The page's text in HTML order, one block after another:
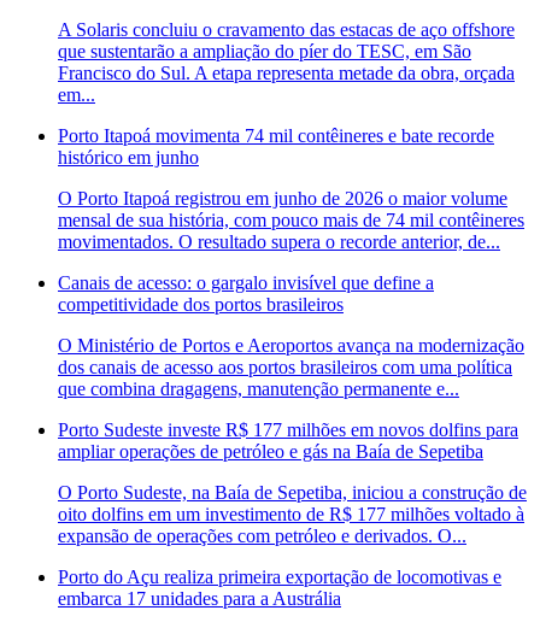
A Solaris concluiu o cravamento das estacas de aço offshore
que sustentarão a ampliação do píer do TESC, em São
Francisco do Sul. A etapa representa metade da obra, orçada
em...
Porto Itapoá movimenta 74 mil contêineres e bate recorde
histórico em junho
O Porto Itapoá registrou em junho de 2026 o maior volume
mensal de sua história, com pouco mais de 74 mil contêineres
movimentados. O resultado supera o recorde anterior, de...
Canais de acesso: o gargalo invisível que define a
competitividade dos portos brasileiros
O Ministério de Portos e Aeroportos avança na modernização
dos canais de acesso aos portos brasileiros com uma política
que combina dragagens, manutenção permanente e...
Porto Sudeste investe R$ 177 milhões em novos dolfins para
ampliar operações de petróleo e gás na Baía de Sepetiba
O Porto Sudeste, na Baía de Sepetiba, iniciou a construção de
oito dolfins em um investimento de R$ 177 milhões voltado à
expansão de operações com petróleo e derivados. O...
Porto do Açu realiza primeira exportação de locomotivas e
embarca 17 unidades para a Austrália